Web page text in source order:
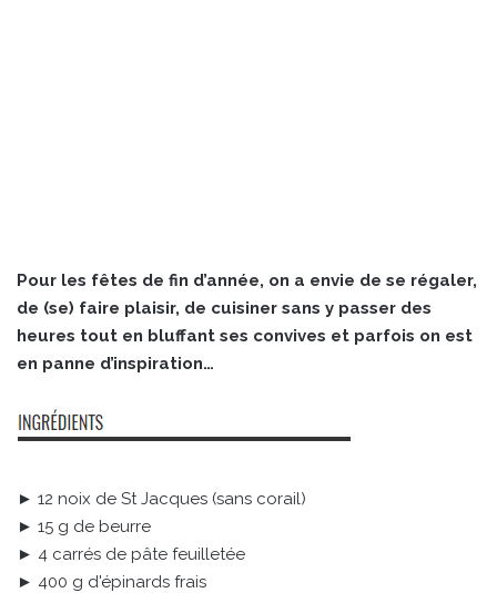
Pour les fêtes de fin d’année, on a envie de se régaler,
de (se) faire plaisir, de cuisiner sans y passer des
heures tout en bluffant ses convives et parfois on est
en panne d’inspiration…
► 12 noix de St Jacques (sans corail)
► 15 g de beurre
► 4 carrés de pâte feuilletée
► 400 g d'épinards frais